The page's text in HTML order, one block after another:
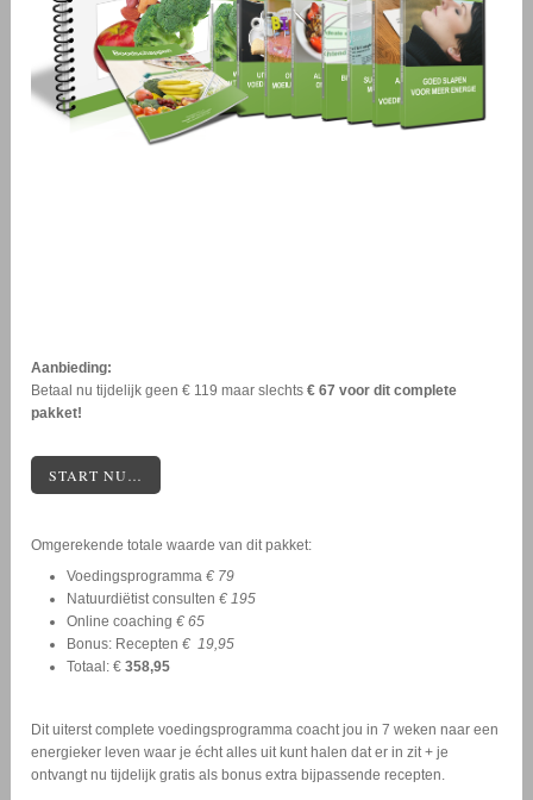
Aanbieding:
Betaal nu tijdelijk geen € 119 maar slechts€ 67 voor dit complete
pakket!
START NU…
Omgerekende totale waarde van dit pakket:
Voedingsprogramma€ 79
Natuurdiëtist consulten€ 195
Online coaching€ 65
Bonus: Recepten€ 19,95
Totaal: €358,95
Dit uiterst complete voedingsprogramma coacht jou in 7 weken naar een
energieker leven waar je écht alles uit kunt halen dat er in zit + je
ontvangt nu tijdelijk gratis als bonus extra bijpassende recepten.